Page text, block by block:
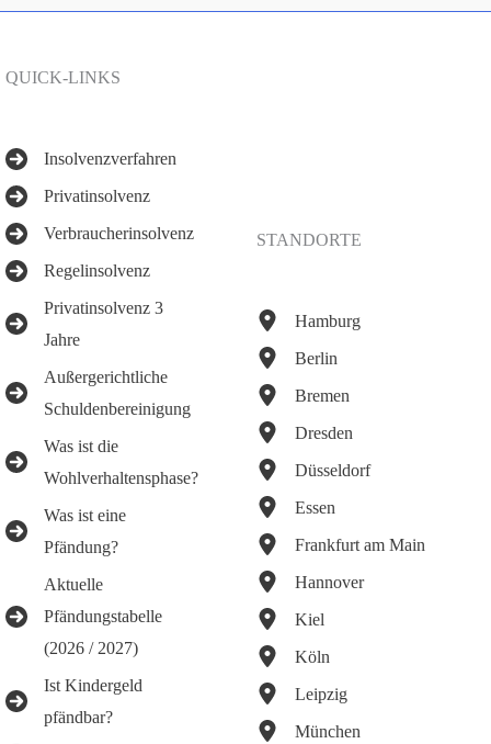
QUICK-LINKS
Insolvenzverfahren
Privatinsolvenz
Verbraucherinsolvenz
Regelinsolvenz
Privatinsolvenz 3
Jahre
Außergerichtliche
Schuldenbereinigung
Was ist die
Wohlverhaltensphase?
Was ist eine
Pfändung?
Aktuelle
Pfändungstabelle
(2026 / 2027)
Ist Kindergeld
pfändbar?
STANDORTE
Hamburg
Berlin
Bremen
Dresden
Düsseldorf
Essen
Frankfurt am Main
Hannover
Kiel
Köln
Leipzig
München